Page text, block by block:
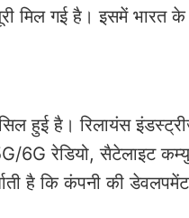
मिल गई है। इसमें
हुई है। रिलायंस
6G रेडियो, सैटेलाइट
है कि कंपनी की